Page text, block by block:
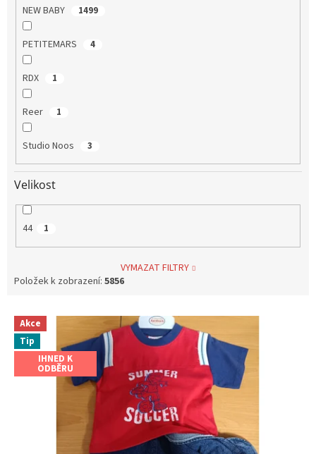
NEW BABY 1499
PETITEMARS 4
RDX 1
Reer 1
Studio Noos 3
Velikost
44 1
VYMAZAT FILTRY
Položek k zobrazení: 5856
V
p
Akce
Tip
IHNED K
ODBĚRU